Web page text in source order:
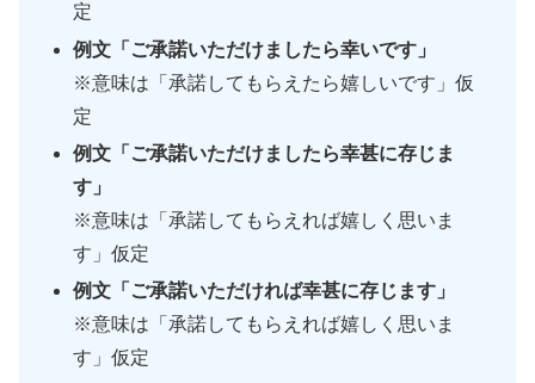
定
例文「ご承諾いただけましたら幸いです」
※意味は「承諾してもらえたら嬉しいです」仮
定
例文「ご承諾いただけましたら幸甚に存じま
す」
※意味は「承諾してもらえれば嬉しく思いま
す」仮定
例文「ご承諾いただければ幸甚に存じます」
※意味は「承諾してもらえれば嬉しく思いま
す」仮定